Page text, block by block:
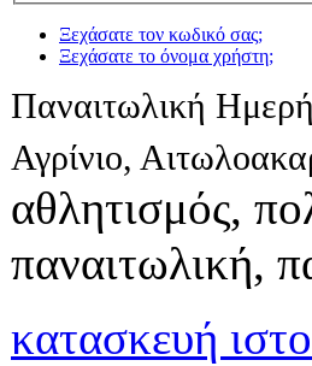
Ξεχάσατε τον κωδικό σας;
Ξεχάσατε το όνομα χρήστη;
Παναιτωλική
Αγρίνιο,
αθλητισμός,
παναιτωλική,
κατασκευή